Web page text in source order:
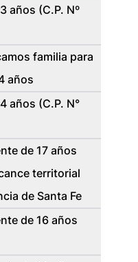
años (C.P. Nº
familia para
años
años (C.P. N°
de 17 años
territorial
de Santa Fe
de 16 años